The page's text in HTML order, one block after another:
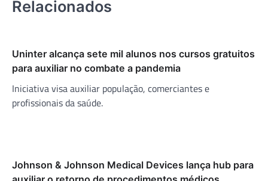
Relacionados
Uninter alcança sete mil alunos nos cursos gratuitos
para auxiliar no combate a pandemia
Iniciativa visa auxiliar população, comerciantes e
profissionais da saúde.
Johnson & Johnson Medical Devices lança hub para